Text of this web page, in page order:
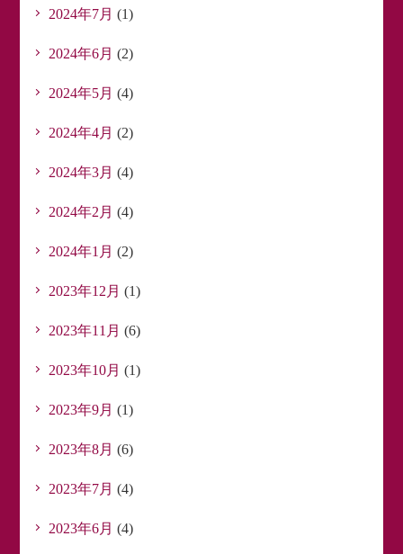
2024年7月 (1)
2024年6月 (2)
2024年5月 (4)
2024年4月 (2)
2024年3月 (4)
2024年2月 (4)
2024年1月 (2)
2023年12月 (1)
2023年11月 (6)
2023年10月 (1)
2023年9月 (1)
2023年8月 (6)
2023年7月 (4)
2023年6月 (4)